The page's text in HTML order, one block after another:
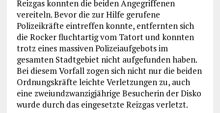
Reizgas konnten die beiden Angegriffenen
vereiteln. Bevor die zur Hilfe gerufene
Polizeikräfte eintreffen konnte, entfernten sich
die Rocker fluchtartig vom Tatort und konnten
trotz eines massiven Polizeiaufgebots im
gesamten Stadtgebiet nicht aufgefunden haben.
Bei diesem Vorfall zogen sich nicht nur die beiden
Ordnungskräfte leichte Verletzungen zu, auch
eine zweiundzwanzigjährige Besucherin der Disko
wurde durch das eingesetzte Reizgas verletzt.